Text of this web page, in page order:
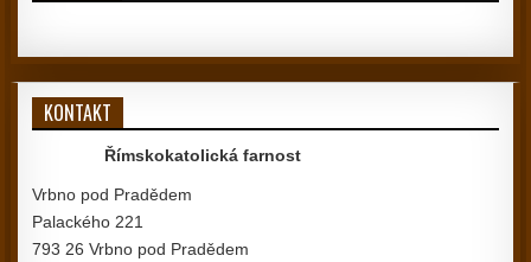
KONTAKT
Římskokatolická farnost
Vrbno pod Pradědem
Palackého 221
793 26 Vrbno pod Pradědem